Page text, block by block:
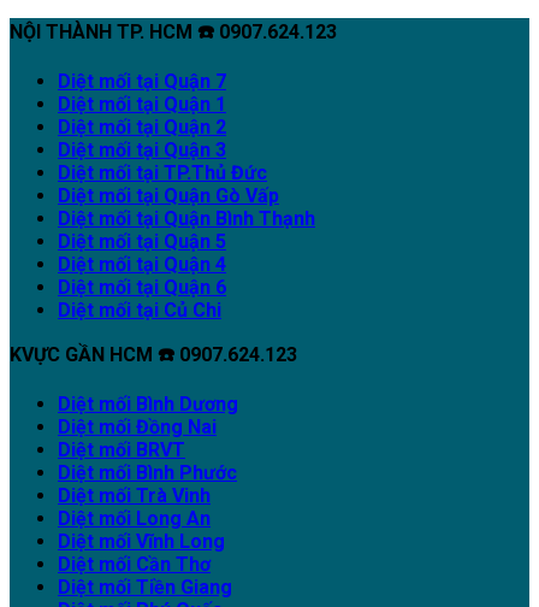
NỘI THÀNH TP. HCM ☎️ 0907.624.123
Diệt mối tại Quận 7
Diệt mối tại Quận 1
Diệt mối tại Quận 2
Diệt mối tại Quận 3
Diệt mối tại TP.Thủ Đức
Diệt mối tại Quận Gò Vấp
Diệt mối tại Quận Bình Thạnh
Diệt mối tại Quận 5
Diệt mối tại Quận 4
Diệt mối tại Quận 6
Diệt mối tại Củ Chi
KVỰC GẦN HCM ☎️ 0907.624.123
Diệt mối Bình Dương
Diệt mối Đồng Nai
Diệt mối BRVT
Diệt mối Bình Phước
Diệt mối Trà Vinh
Diệt mối Long An
Diệt mối Vĩnh Long
Diệt mối Cần Thơ
Diệt mối Tiền Giang